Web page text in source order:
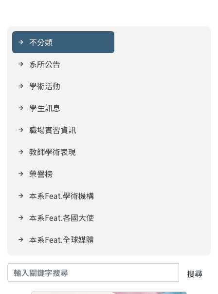
不分類
系所公告
學術活動
學生訊息
職場實習資訊
教師學術表現
榮譽榜
本系Feat.學術機構
本系Feat.各國大使
本系Feat.全球媒體
搜尋